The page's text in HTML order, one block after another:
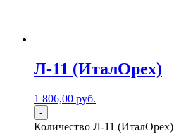
Л-11 (ИталОрех)
1 806,00 руб.
-
Количество Л-11 (ИталОрех)